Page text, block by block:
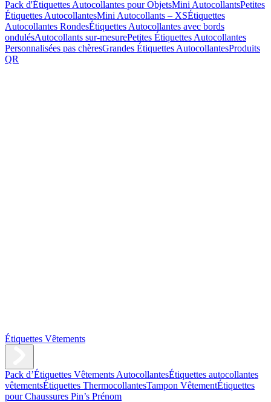
Pack d'Étiquettes Autocollantes pour ObjetsMini AutocollantsPetites
Étiquettes AutocollantesMini Autocollants – XSÉtiquettes
Autocollantes RondesÉtiquettes Autocollantes avec bords
ondulésAutocollants sur-mesurePetites Étiquettes Autocollantes
Personnalisées pas chèresGrandes Étiquettes AutocollantesProduits
QR
Étiquettes Vêtements
Pack d’Étiquettes Vêtements AutocollantesÉtiquettes autocollantes
vêtementsÉtiquettes ThermocollantesTampon VêtementÉtiquettes
pour Chaussures Pin’s Prénom